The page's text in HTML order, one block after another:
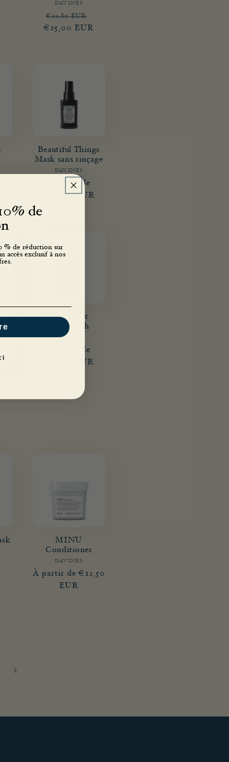
: Fournisseur :
DAVINES
Prix
habituel
€22,80 EUR
promotionnel
€15,00 EUR
:
Beautiful Things
Mask sans rinçage
Fournisseur :
DAVINES
À partir de
€20,00 EUR
:
SU Hair &
Body Wash
DAVINES
À partir de
€15,00 EUR
:
promotionnel
MINU
Conditioner
Fournisseur :
DAVINES
Prix
habituel
À partir de €12,50
EUR
de
% de réduction sur
accès exclusif à nos